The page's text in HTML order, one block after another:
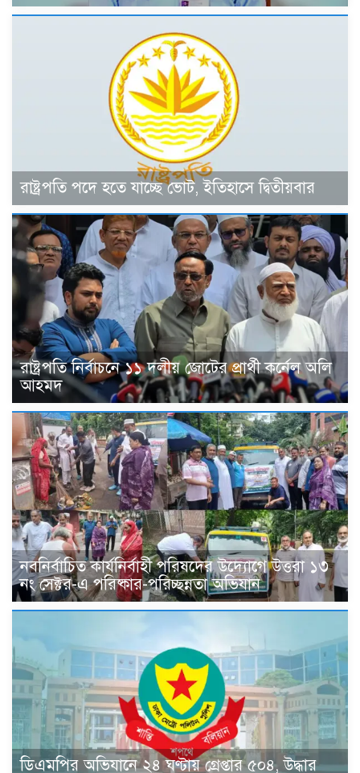
রাষ্ট্রপতি পদে হতে যাচ্ছে ভোট, ইতিহাসে দ্বিতীয়বার
রাষ্ট্রপতি নির্বাচনে ১১ দলীয় জোটের প্রার্থী কর্নেল অলি
আহমদ
নবনির্বাচিত কার্যনির্বাহী পরিষদের উদ্যোগে উত্তরা ১৩
নং সেক্টর-এ পরিষ্কার-পরিচ্ছন্নতা অভিযান
ডিএমপির অভিযানে ২৪ ঘণ্টায় গ্রেপ্তার ৫০৪, উদ্ধার